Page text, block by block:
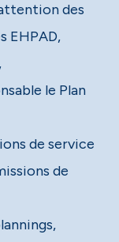
des
EHPAD,
le Plan
de service
de